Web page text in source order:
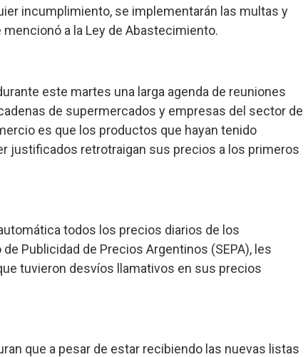
incumplimiento, se implementarán las multas y
a la Ley de Abastecimiento.
este martes una larga agenda de reuniones
de supermercados y empresas del sector de
es que los productos que hayan tenido
justificados retrotraigan sus precios a los primeros
todos los precios diarios de los
Publicidad de Precios Argentinos (SEPA), les
tuvieron desvíos llamativos en sus precios
que a pesar de estar recibiendo las nuevas listas